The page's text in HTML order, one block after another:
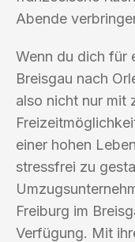
Abende
Wenn du dich für
Breisgau nach
also nicht nur mit
einer hohen
stressfrei zu
Freiburg im
Verfügung. Mit